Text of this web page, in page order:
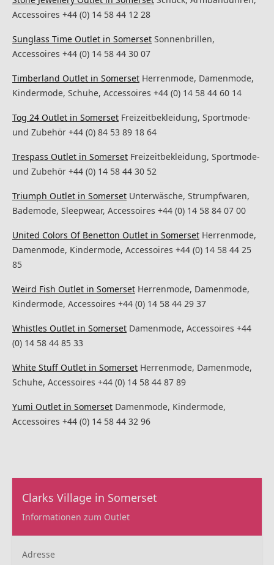
Accessoires +44 (0) 14 58 44 12 28
Sunglass Time Outlet in Somerset Sonnenbrillen,
Accessoires +44 (0) 14 58 44 30 07
Timberland Outlet in Somerset Herrenmode, Damenmode,
Kindermode, Schuhe, Accessoires +44 (0) 14 58 44 60 14
Tog 24 Outlet in Somerset Freizeitbekleidung, Sportmode-
und Zubehör +44 (0) 84 53 89 18 64
Trespass Outlet in Somerset Freizeitbekleidung, Sportmode-
und Zubehör +44 (0) 14 58 44 30 52
Triumph Outlet in Somerset Unterwäsche, Strumpfwaren,
Bademode, Sleepwear, Accessoires +44 (0) 14 58 84 07 00
United Colors Of Benetton Outlet in Somerset Herrenmode,
Damenmode, Kindermode, Accessoires +44 (0) 14 58 44 25
85
Weird Fish Outlet in Somerset Herrenmode, Damenmode,
Kindermode, Accessoires +44 (0) 14 58 44 29 37
Whistles Outlet in Somerset Damenmode, Accessoires +44
(0) 14 58 44 85 33
White Stuff Outlet in Somerset Herrenmode, Damenmode,
Schuhe, Accessoires +44 (0) 14 58 44 87 89
Yumi Outlet in Somerset Damenmode, Kindermode,
Accessoires +44 (0) 14 58 44 32 96
Clarks Village in Somerset
Informationen zum Outlet
Adresse